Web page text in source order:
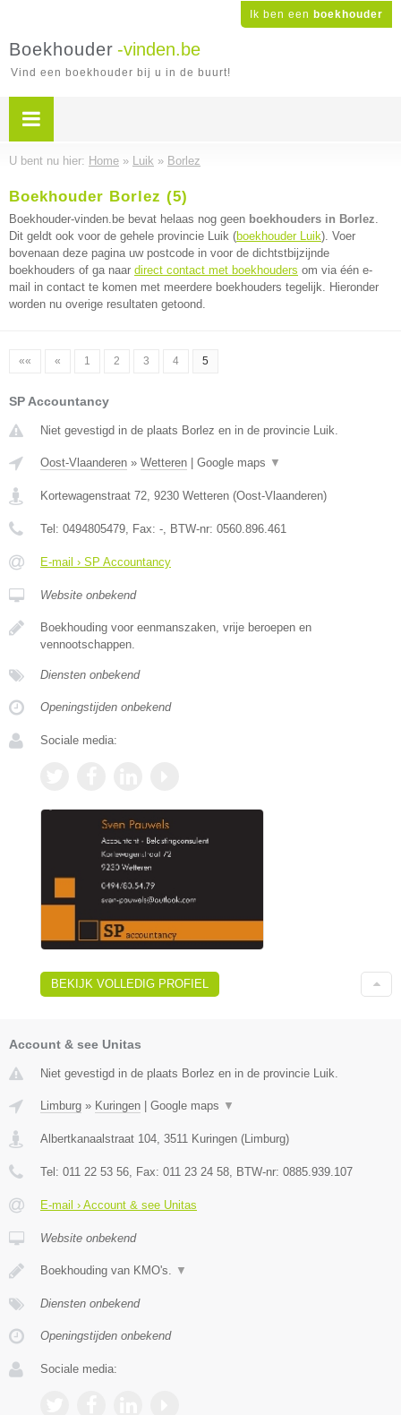
Ik ben een boekhouder
Boekhouder -vinden.be
Vind een boekhouder bij u in de buurt!
U bent nu hier: Home » Luik » Borlez
Boekhouder Borlez (5)
Boekhouder-vinden.be bevat helaas nog geen boekhouders in Borlez.
Dit geldt ook voor de gehele provincie Luik (boekhouder Luik). Voer
bovenaan deze pagina uw postcode in voor de dichtstbijzijnde
boekhouders of ga naar direct contact met boekhouders om via één e-
mail in contact te komen met meerdere boekhouders tegelijk. Hieronder
worden nu overige resultaten getoond.
«« « 1 2 3 4 5
SP Accountancy
Niet gevestigd in de plaats Borlez en in de provincie Luik.
Oost-Vlaanderen » Wetteren Google maps ▼
Kortewagenstraat 72, 9230 Wetteren (Oost-Vlaanderen)
Tel: 0494805479, Fax: -, BTW-nr: 0560.896.461
E-mail › SP Accountancy
Website onbekend
Boekhouding voor eenmanszaken, vrije beroepen en
vennootschappen.
Diensten onbekend
Openingstijden onbekend
Sociale media:
BEKIJK VOLLEDIG PROFIEL
Account & see Unitas
Niet gevestigd in de plaats Borlez en in de provincie Luik.
Limburg » Kuringen | Google maps ▼
Albertkanaalstraat 104 3511 Kuringen (Limburg)
Tel: 011 22 53 56 , Fax: 011 23 24 58 , BTW-nr: 0885.939.107
E-mail › Account & see Unitas
Website onbekend
Boekhouding van KMO's. ▼
Diensten onbekend
Openingstijden onbekend
Sociale media: